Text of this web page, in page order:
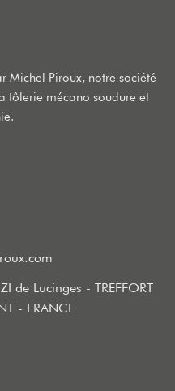
Piroux, notre société
tôlerie mécano soudure et
de Lucinges - TREFFORT
- FRANCE